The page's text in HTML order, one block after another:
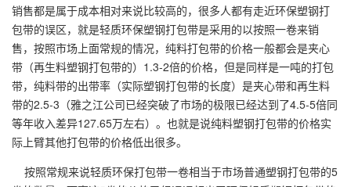
销售都是属于成本相对来说比较高的，很多人都有走近环保塑钢打
包带的误区，就是轻质环保塑钢打包带是采用的以按照一卷来销
售，按照市场上面常规的情况，纯料打包带的价格一般都会是夹心
带（再生料塑钢打包带的）1.3-2倍的价格，但是同样是一吨的打包
带，纯料带的出带率（实际塑钢打包带的长度）是夹心带和再生料
带的2.5-3（雅之江公司已经突破了市场的极限已经达到了4.5-5倍同
等年收入差异127.65万左右）。也就是说纯料塑钢打包带的价格实
际上臂其他打包带的价格低出很多。
按照常规来说轻质环保打包带一卷相当于市场普通塑钢打包带的5